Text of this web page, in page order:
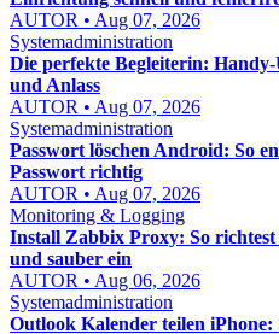
AUTOR • Aug 07, 2026
Systemadministration
Die perfekte Begleiterin:
und Anlass
AUTOR • Aug 07, 2026
Systemadministration
Passwort löschen Android: So
Passwort richtig
AUTOR • Aug 07, 2026
Monitoring & Logging
Install Zabbix Proxy: So
und sauber ein
AUTOR • Aug 06, 2026
Systemadministration
Outlook Kalender teilen iPhone: